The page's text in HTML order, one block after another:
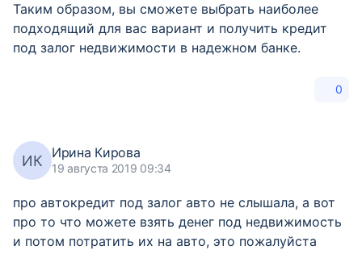
Таким образом, вы сможете выбрать наиболее
подходящий для вас вариант и получить кредит
под залог недвижимости в надежном банке.
0
ИК Ирина Кирова
19 августа 2019 09:34
про автокредит под залог авто не слышала, а вот
про то что можете взять денег под недвижимость
и потом потратить их на авто, это пожалуйста